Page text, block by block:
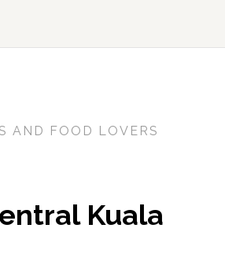
AND FOOD LOVERS
Kuala